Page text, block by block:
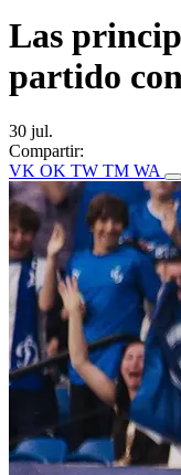
Las
partido
30 jul.
Compartir:
VK OK TW TM WA